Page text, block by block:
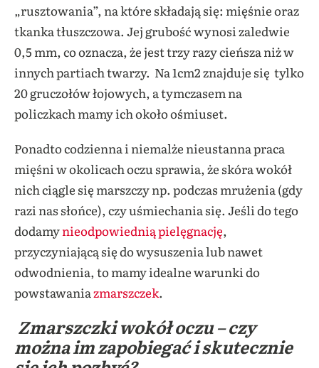
„rusztowania”, na które składają się: mięśnie oraz
tkanka tłuszczowa. Jej grubość wynosi zaledwie
0,5 mm, co oznacza, że jest trzy razy cieńsza niż w
innych partiach twarzy. Na 1cm2 znajduje się tylko
20 gruczołów łojowych, a tymczasem na
policzkach mamy ich około ośmiuset.
Ponadto codzienna i niemalże nieustanna praca
mięśni w okolicach oczu sprawia, że skóra wokół
nich ciągle się marszczy np. podczas mrużenia (gdy
razi nas słońce), czy uśmiechania się. Jeśli do tego
dodamynieodpowiednią pielęgnację,
przyczyniającą się do wysuszenia lub nawet
odwodnienia, to mamy idealne warunki do
powstawaniazmarszczek.
Zmarszczki wokół oczu – czy
można im zapobiegać i skutecznie